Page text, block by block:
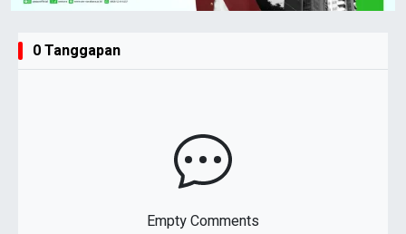
0 Tanggapan
Empty Comments